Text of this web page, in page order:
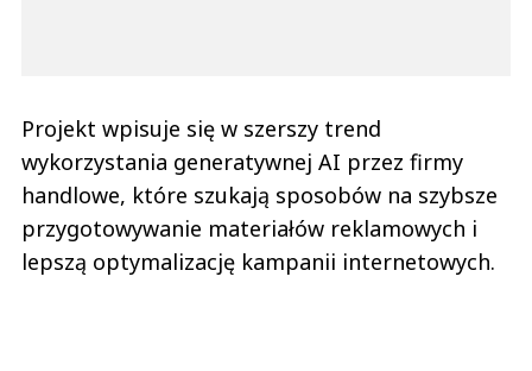
Projekt wpisuje się w szerszy trend
wykorzystania generatywnej AI przez firmy
handlowe, które szukają sposobów na szybsze
przygotowywanie materiałów reklamowych i
lepszą optymalizację kampanii internetowych.